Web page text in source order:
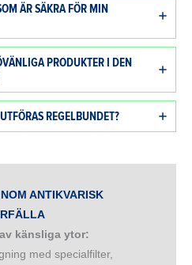
ÄR SÄKRA FÖR MIN
PRODUKTER I DEN
REGELBUNDET?
ANTIKVARISK
känsliga ytor:
med specialfilter,